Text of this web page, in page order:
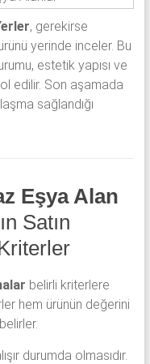
, gerekirse
yerinde inceler. Bu
estetik yapısı ve
edilir. Son aşamada
sağlandığı
Eşya Alan
Satın
belirli kriterlere
hem ürünün değerini
durumda olmasıdır.